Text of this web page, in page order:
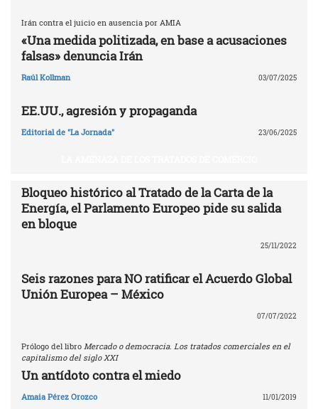
Irán contra el juicio en ausencia por AMIA
«Una medida politizada, en base a acusaciones
falsas» denuncia Irán
Raúl Kollman 03/07/2025
EE.UU., agresión y propaganda
Editorial de "La Jornada" 23/06/2025
Bloqueo histórico al Tratado de la Carta de la
Energía, el Parlamento Europeo pide su salida
en bloque
25/11/2022
Seis razones para NO ratificar el Acuerdo Global
Unión Europea – México
07/07/2022
Prólogo del libro Mercado o democracia. Los tratados comerciales en el
capitalismo del siglo XXI
Un antídoto contra el miedo
Amaia Pérez Orozco 11/01/2019